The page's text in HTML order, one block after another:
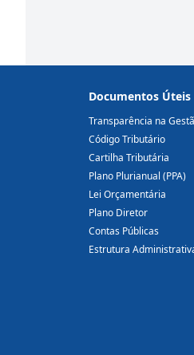
Documentos Úteis
Transparência na
Código Tributário
Cartilha Tributária
Plano Plurianual (PPA)
Lei Orçamentária
Plano Diretor
Contas Públicas
Estrutura